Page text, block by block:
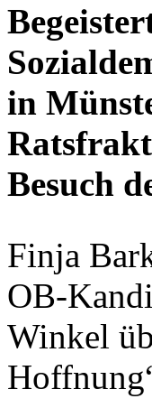
in
Besuch
Finja
OB-
Winkel